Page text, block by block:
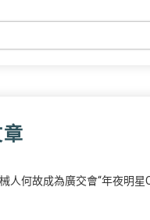
人何故成為廣交會“年夜明星